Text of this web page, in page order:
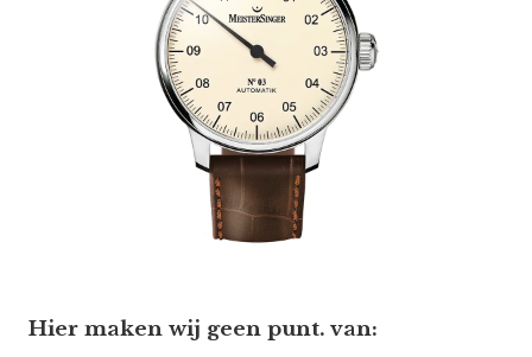
Hier maken wij geen punt. van: